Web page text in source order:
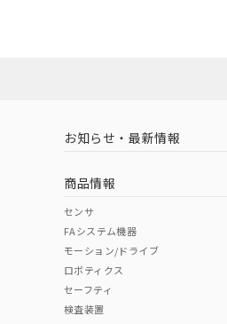
中国 RoHS 注意事項・凡例
中国 RoHS表
Pb Hg
（イギリス
（ノルウェー
お知らせ・最新情報
商品情報
センサ
FAシステム機器
モーション/ドライブ
ロボティクス
セーフティ
検査装置